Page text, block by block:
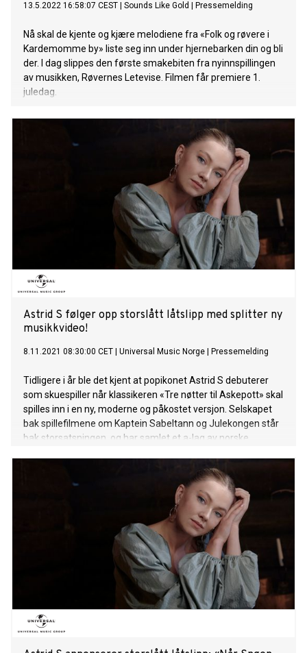
13.5.2022 16:58:07 CEST Sounds Like Gold Pressemelding
Nå skal de kjente og kjære melodiene fra «Folk og røvere i
Kardemomme by» liste seg inn under hjernebarken din og bli
der. I dag slippes den første smakebiten fra nyinnspillingen
av musikken, Røvernes Letevise. Filmen får premiere 1.
juledag.
Astrid S følger opp storslått låtslipp med splitter ny
musikkvideo!
8.11.2021 08:30:00 CET Universal Music Norge Pressemelding
Tidligere i år ble det kjent at popikonet Astrid S debuterer
som skuespiller når klassikeren «Tre nøtter til Askepott» skal
spilles inn i en ny, moderne og påkostet versjon. Selskapet
bak spillefilmene om Kaptein Sabeltann og Julekongen står
bak storsatsningen, og har samlet et a-lag av norske
julemagi til kinopublikum over hele landet, med
Norgespremiere fredag 12. november. Torsdag 4. november
slapp Astrid S låten «Når Snøen Smelter (fra Tre nøtter til
Askepott)». En magisk låt hun har skrevet til filmen, og som
er Astrids S´ første originallåt på morsmålet. Låten er
inspirert av Askepotts historie som skildrer hennes
ensomhet etter foreldrenes bortgang. Hun er nedbrutt og
motløs, men samtidig ser man et glimt av hvem hun en
gang var – en mer nysgjerrig og modig Askepott. Man ser
utvikling, og Askepott tør til slutt å stå opp for seg selv. Nå
følger Astrid S opp med en splitter ny musikkvideo, se
den HER. Hør låten HER. Om låtslippe